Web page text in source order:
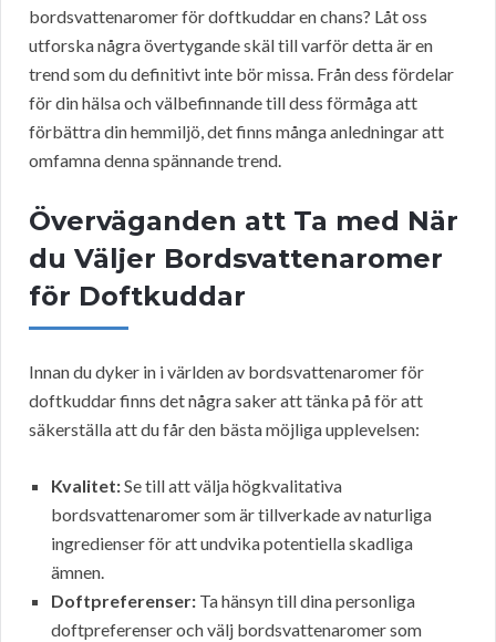
bordsvattenaromer för doftkuddar en chans? Låt oss
utforska några övertygande skäl till varför detta är en
trend som du definitivt inte bör missa. Från dess fördelar
för din hälsa och välbefinnande till dess förmåga att
förbättra din hemmiljö, det finns många anledningar att
omfamna denna spännande trend.
Överväganden att Ta med När
du Väljer Bordsvattenaromer
för Doftkuddar
Innan du dyker in i världen av bordsvattenaromer för
doftkuddar finns det några saker att tänka på för att
säkerställa att du får den bästa möjliga upplevelsen:
Kvalitet:Se till att välja högkvalitativa
bordsvattenaromer som är tillverkade av naturliga
ingredienser för att undvika potentiella skadliga
ämnen.
Doftpreferenser: Ta hänsyn till dina personliga
doftpreferenser och välj bordsvattenaromer som